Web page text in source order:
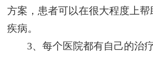
方案，患者可以在很大程度上
疾病。
3、每个医院都有自己的治